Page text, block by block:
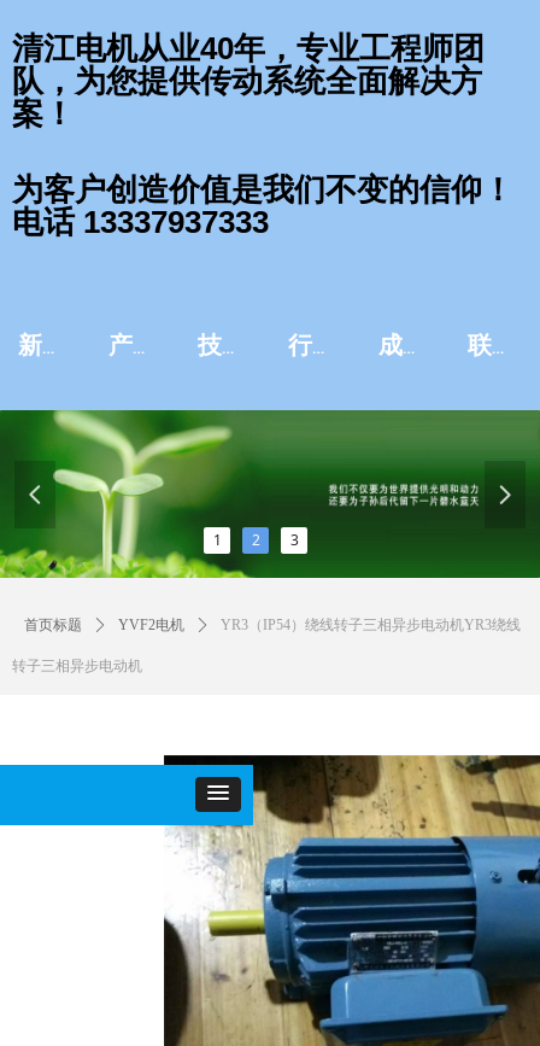
新闻资讯 产品中心 技术服务 行业应用 成功案例 联系我们
1 2 3
넳 넲
清江电机从业40年，专业工程师团
队，为您提供传动系统全面解决方
案！
为客户创造价值是我们不变的信仰！
电话 13337937333
首页标题 ꄲ YVF2电机 ꄲ YR3（IP54）绕线转子三相异步电动机YR3绕线
转子三相异步电动机